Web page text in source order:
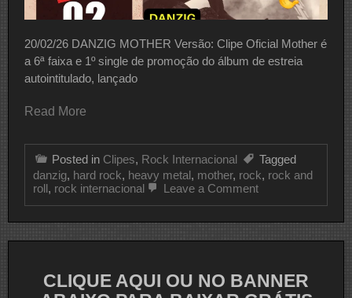
20/02/26 DANZIG MOTHER Versão: Clipe Oficial Mother é
a 6ª faixa e 1º single de promoção do álbum de estreia
autointitulado, lançado
Read More
Posted in Clipes, Rock Internacional
Tagged
danzig, hard rock, heavy metal, mother, rock, rock and
roll, rock internacional Leave a Commenton
DANZIG
CLIQUE AQUI OU NO BANNER